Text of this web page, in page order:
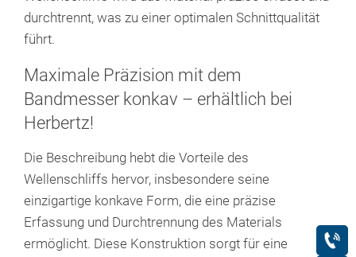
durchtrennt, was zu einer optimalen Schnittqualität
führt.
Maximale Präzision mit dem
Bandmesser konkav – erhältlich bei
Herbertz!
Die Beschreibung hebt die Vorteile des
Wellenschliffs hervor, insbesondere seine
einzigartige konkave Form, die eine präzise
Erfassung und Durchtrennung des Materials
ermöglicht. Diese Konstruktion sorgt für eine